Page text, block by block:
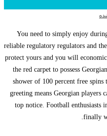
You need to simply enjoy
reliable regulatory regulators and
protect yours and you will
the red carpet to possess
shower of 100 percent free
greeting means Georgian players
top notice. Football enthusiasts
finally